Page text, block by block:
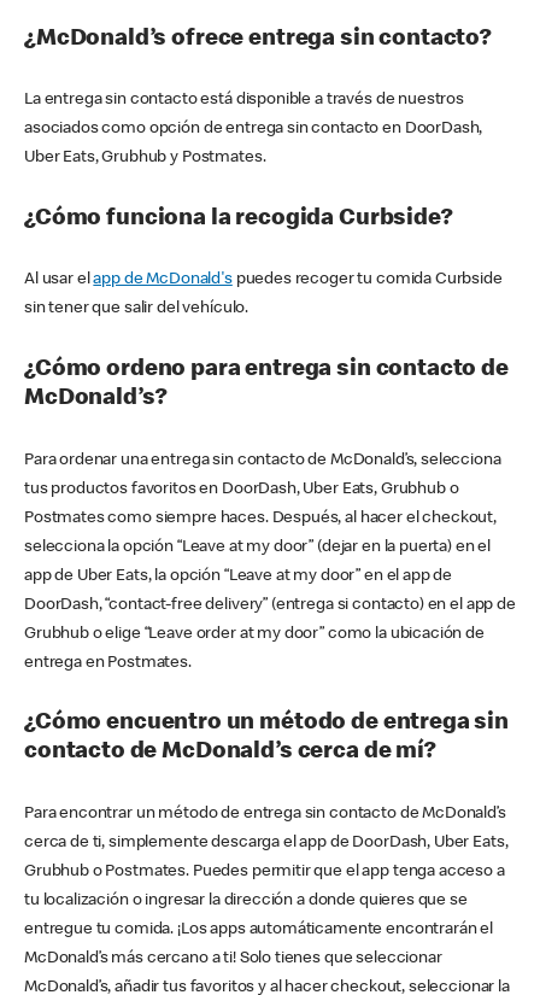
¿McDonald’s ofrece entrega sin contacto?
La entrega sin contacto está disponible a través de nuestros
asociados como opción de entrega sin contacto en DoorDash,
Uber Eats, Grubhub y Postmates.
¿Cómo funciona la recogida Curbside?
Al usar elapp de McDonald'spuedes recoger tu comida Curbside
sin tener que salir del vehículo.
¿Cómo ordeno para entrega sin contacto de
McDonald’s?
Para ordenar una entrega sin contacto de McDonald’s, selecciona
tus productos favoritos en DoorDash, Uber Eats, Grubhub o
Postmates como siempre haces. Después, al hacer el checkout,
selecciona la opción “Leave at my door” (dejar en la puerta) en el
app de Uber Eats, la opción “Leave at my door” en el app de
DoorDash, “contact-free delivery” (entrega si contacto) en el app de
Grubhub o elige “Leave order at my door” como la ubicación de
entrega en Postmates.
¿Cómo encuentro un método de entrega sin
contacto de McDonald’s cerca de mí?
Para encontrar un método de entrega sin contacto de McDonald’s
cerca de ti, simplemente descarga el app de DoorDash, Uber Eats,
Grubhub o Postmates. Puedes permitir que el app tenga acceso a
tu localización o ingresar la dirección a donde quieres que se
entregue tu comida. ¡Los apps automáticamente encontrarán el
McDonald’s más cercano a ti! Solo tienes que seleccionar
McDonald’s, añadir tus favoritos y al hacer checkout, seleccionar la